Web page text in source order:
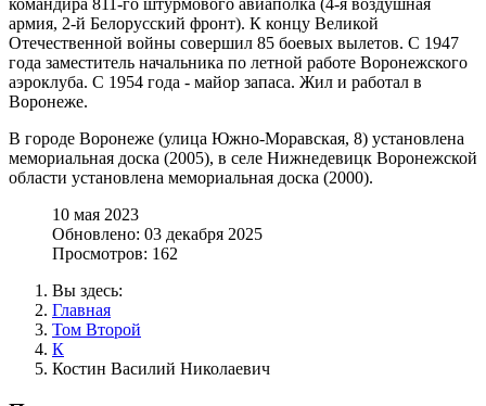
армия, 2-й Белорусский фронт). К концу Великой
Отечественной войны совершил 85 боевых вылетов. С 1947
года заместитель начальника по летной работе Воронежского
аэроклуба. С 1954 года - майор запаса. Жил и работал в
Воронеже.
В городе Воронеже (улица Южно-Моравская, 8) установлена
мемориальная доска (2005), в селе Нижнедевицк Воронежской
области установлена мемориальная доска (2000).
10 мая 2023
Обновлено: 03 декабря 2025
Просмотров: 162
Вы здесь:
Главная
Том Второй
К
Костин Василий Николаевич